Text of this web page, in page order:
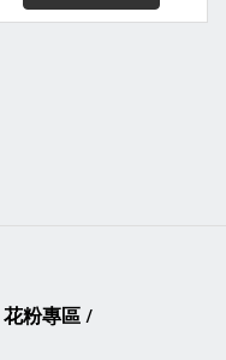
因花材為天然素材，故無法
花粉專區/